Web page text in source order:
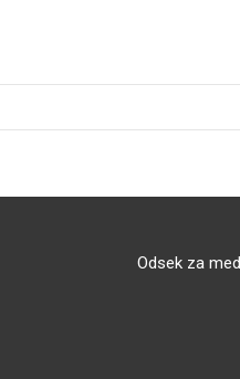
Odsek za